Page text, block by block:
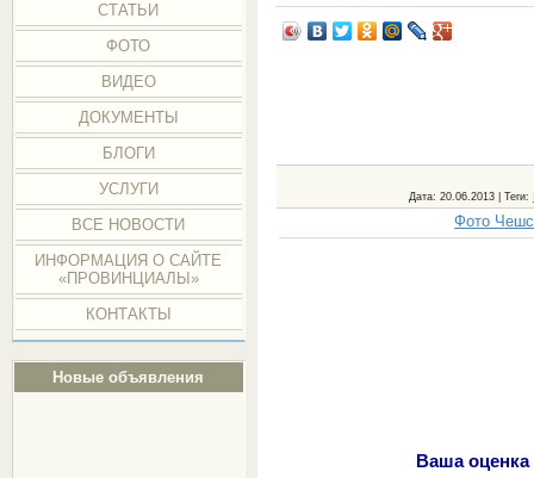
СТАТЬИ
ФОТО
ВИДЕО
ДОКУМЕНТЫ
БЛОГИ
УСЛУГИ
ВСЕ НОВОСТИ
ИНФОРМАЦИЯ О САЙТЕ
«ПРОВИНЦИАЛЫ»
КОНТАКТЫ
Новые объявления
Дата: 20.06.2013 | Теги:
Фото
Ваша